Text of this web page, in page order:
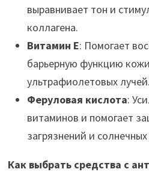
выравнивает тон и
коллагена.
Витамин E: Помогает
барьерную функцию
ультрафиолетовых лучей.
Феруловая кислота:
витаминов и помогает
загрязнений и
Как выбрать средства с